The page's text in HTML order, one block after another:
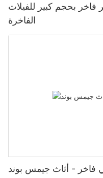
فاخر بحجم كبير للفيلات
الفاخرة
فاخر - أثاث جيمس بوند